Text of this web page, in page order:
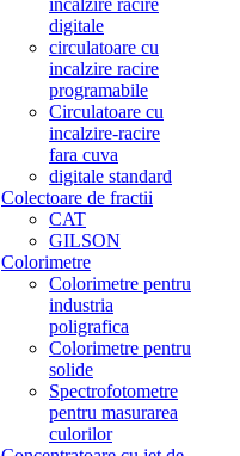
incalzire racire
digitale
circulatoare cu
incalzire racire
programabile
Circulatoare cu
incalzire-racire
fara cuva
digitale standard
Colectoare de fractii
CAT
GILSON
Colorimetre
Colorimetre pentru
industria
poligrafica
Colorimetre pentru
solide
Spectrofotometre
pentru masurarea
culorilor